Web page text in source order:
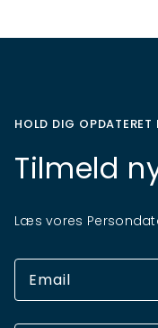
HOLD DIG OPDATERET
Tilmeld
Læs vores